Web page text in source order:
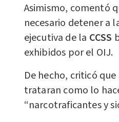
Asimismo, comentó
necesario detener a
ejecutiva de la CCSS
exhibidos por el OIJ.
De hecho, criticó que
trataran como lo
“narcotraficantes y